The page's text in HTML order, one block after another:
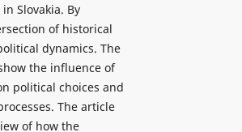
Slovakia. By
of historical
dynamics. The
the influence of
political choices and
The article
of how the